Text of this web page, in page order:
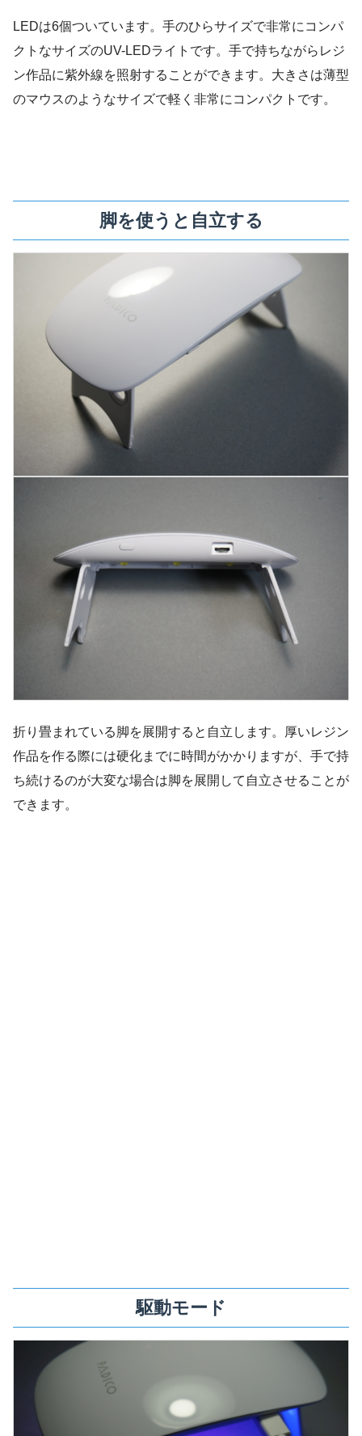
LEDは6個ついています。手のひらサイズで非常にコンパ
クトなサイズのUV-LEDライトです。手で持ちながらレジ
ン作品に紫外線を照射することができます。大きさは薄型
のマウスのようなサイズで軽く非常にコンパクトです。
脚を使うと自立する
折り畳まれている脚を展開すると自立します。厚いレジン
作品を作る際には硬化までに時間がかかりますが、手で持
ち続けるのが大変な場合は脚を展開して自立させることが
できます。
駆動モード